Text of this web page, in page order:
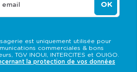
est uniquement utilisée pour
commerciales & bons
TGV INOUI, INTERCITES et OUIGO.
la protection de vos données
OK